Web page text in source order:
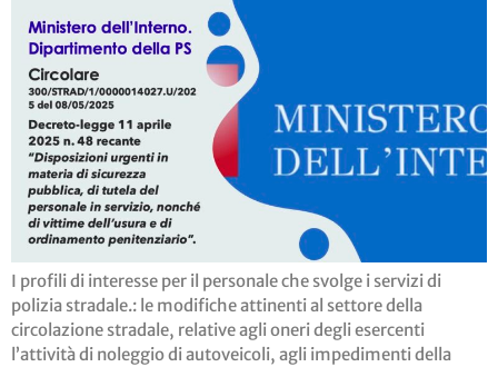
I profili di interesse per il personale che svolge i servizi di
polizia stradale.: le modifiche attinenti al settore della
circolazione stradale, relative agli oneri degli esercenti
l’attività di noleggio di autoveicoli, agli impedimenti della